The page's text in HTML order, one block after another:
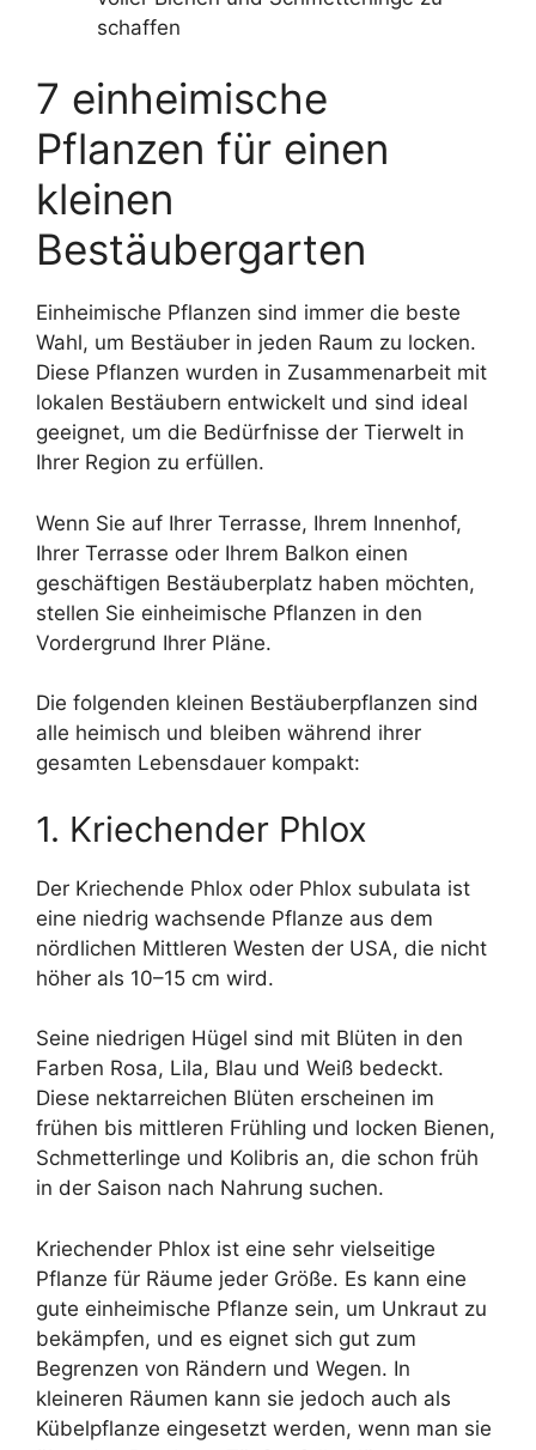
schaffen
7 einheimische
Pflanzen für einen
kleinen
Bestäubergarten
Einheimische Pflanzen sind immer die beste
Wahl, um Bestäuber in jeden Raum zu locken.
Diese Pflanzen wurden in Zusammenarbeit mit
lokalen Bestäubern entwickelt und sind ideal
geeignet, um die Bedürfnisse der Tierwelt in
Ihrer Region zu erfüllen.
Wenn Sie auf Ihrer Terrasse, Ihrem Innenhof,
Ihrer Terrasse oder Ihrem Balkon einen
geschäftigen Bestäuberplatz haben möchten,
stellen Sie einheimische Pflanzen in den
Vordergrund Ihrer Pläne.
Die folgenden kleinen Bestäuberpflanzen sind
alle heimisch und bleiben während ihrer
gesamten Lebensdauer kompakt:
1. Kriechender Phlox
Der Kriechende Phlox oder Phlox subulata ist
eine niedrig wachsende Pflanze aus dem
nördlichen Mittleren Westen der USA, die nicht
höher als 10–15 cm wird.
Seine niedrigen Hügel sind mit Blüten in den
Farben Rosa, Lila, Blau und Weiß bedeckt.
Diese nektarreichen Blüten erscheinen im
frühen bis mittleren Frühling und locken Bienen,
Schmetterlinge und Kolibris an, die schon früh
in der Saison nach Nahrung suchen.
Kriechender Phlox ist eine sehr vielseitige
Pflanze für Räume jeder Größe. Es kann eine
gute einheimische Pflanze sein, um Unkraut zu
bekämpfen, und es eignet sich gut zum
Begrenzen von Rändern und Wegen. In
kleineren Räumen kann sie jedoch auch als
Kübelpflanze eingesetzt werden, wenn man sie